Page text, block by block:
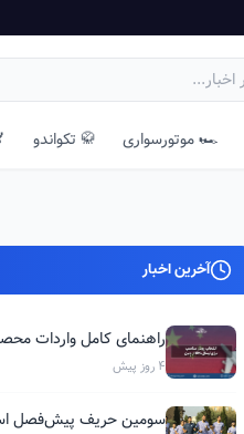
🏎️ موتورسواری 🥋 تکواندو
آخرین اخبار
راهنمای کامل واردات
4 روز پیش
سومین حریف پیش‌فصل